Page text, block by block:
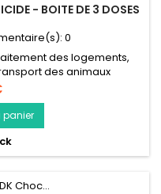
- BOITE DE 3 DOSES
0
des logements,
des animaux
volants et rampants de
abords : mouches,
Action choc et longue
larvicide. Double action :
panier